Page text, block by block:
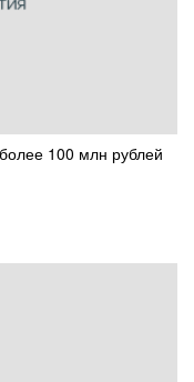
100 млн рублей